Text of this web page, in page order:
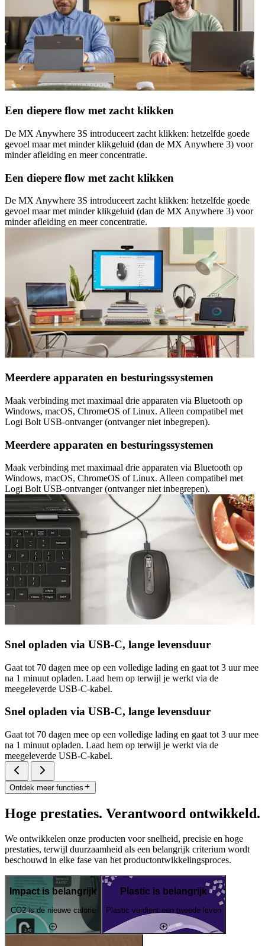
Een diepere flow met zacht klikken
De MX Anywhere 3S introduceert zacht klikken: hetzelfde goede
gevoel maar met minder klikgeluid (dan de MX Anywhere 3) voor
minder afleiding en meer concentratie.
Een diepere flow met zacht klikken
De MX Anywhere 3S introduceert zacht klikken: hetzelfde goede
gevoel maar met minder klikgeluid (dan de MX Anywhere 3) voor
minder afleiding en meer concentratie.
Meerdere apparaten en besturingssystemen
Maak verbinding met maximaal drie apparaten via Bluetooth op
Windows, macOS, ChromeOS of Linux. Alleen compatibel met
Logi Bolt USB-ontvanger (ontvanger niet inbegrepen).
Meerdere apparaten en besturingssystemen
Maak verbinding met maximaal drie apparaten via Bluetooth op
Windows, macOS, ChromeOS of Linux. Alleen compatibel met
Logi Bolt USB-ontvanger (ontvanger niet inbegrepen).
Snel opladen via USB-C, lange levensduur
Gaat tot 70 dagen mee op een volledige lading en gaat tot 3 uur mee
na 1 minuut opladen. Laad hem op terwijl je werkt via de
meegeleverde USB-C-kabel.
Snel opladen via USB-C, lange levensduur
Gaat tot 70 dagen mee op een volledige lading en gaat tot 3 uur mee
na 1 minuut opladen. Laad hem op terwijl je werkt via de
meegeleverde USB-C-kabel.
Ontdek meer functies
Hoge prestaties. Verantwoord ontwikkeld.
We ontwikkelen onze producten voor snelheid, precisie en hoge
prestaties, terwijl duurzaamheid als een belangrijk criterium wordt
beschouwd in elke fase van het productontwikkelingsproces.
Impact is belangrijk
CO2 is de nieuwe calorie
Plastic is belangrijk
Plastic verdient een tweede leven